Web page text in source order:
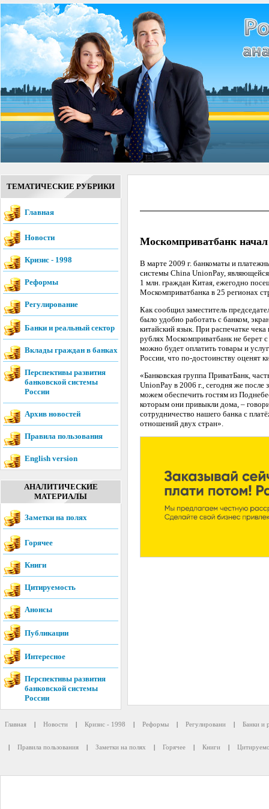
ТЕМАТИЧЕСКИЕ РУБРИКИ
Главная
Новости
Кризис - 1998
Реформы
Регулирование
Банки и реальный сектор
Вклады граждан в банках
Перспективы развития
банковской системы
России
Архив новостей
Правила пользования
English version
АНАЛИТИЧЕСКИЕ
МАТЕРИАЛЫ
Заметки на полях
Горячее
Книги
Цитируемость
Анонсы
Публикации
Интересное
Перспективы развития
банковской системы
России
Москомприватбанк
В марте 2009 г. банкоматы и
системы China UnionPay,
1 млн. граждан Китая, ежегодно
Москомприватбанка в 25 регионах
Как сообщил заместитель
было удобно работать с банком,
китайский язык. При распечатке
рублях Москомприватбанк не берет
можно будет оплатить товары и
России, что по-достоинству оценят
«Банковская группа ПриватБанк,
UnionPay в 2006 г., сегодня же
можем обеспечить гостям из
которым они привыкли дома, –
сотрудничество нашего банка с
отношений двух стран».
Главная | Новости | Кризис - 1998 | Реформы | Регулировани | Банки и
| Правила пользования | Заметки на полях | Горячее | Книги |